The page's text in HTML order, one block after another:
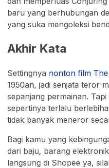
baru yang berhubungan
yang suka mengoleksi
Akhir Kata
Settingnya nonton film
1950an, jadi senjata teror
sepanjang permainan.
sepertinya terlalu
tidak banyak meneror
Bagi kamu yang
dari baju, barang
langsung di Shopee ya,